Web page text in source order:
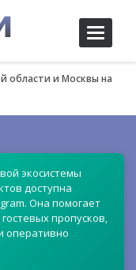
Toggle
области и Москвы на
экосистемы
доступна
Она помогает
пропусков,
оперативно